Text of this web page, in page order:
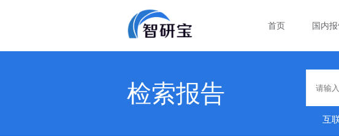
首页 国内
检索报告
互